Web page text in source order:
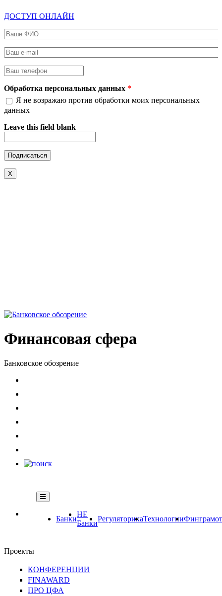
ДОСТУП ОНЛАЙН
Ваше ФИО
Ваш e-mail
Ваш телефон
Обработка персональных данных *
Я не возражаю против обработки моих персональных
данных
Leave this field blank
X
Финансовая сфера
Банковское обозрение
Банки
НЕ
Банки
РегуляторикаТехнологии
Проекты
КОНФЕРЕНЦИИ
FINAWARD
ПРО ЦФА